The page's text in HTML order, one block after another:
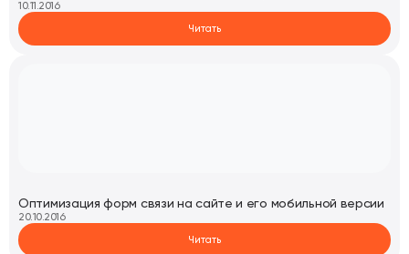
10.11.2016
Читать
Оптимизация форм связи на сайте и его мобильной версии
20.10.2016
Читать